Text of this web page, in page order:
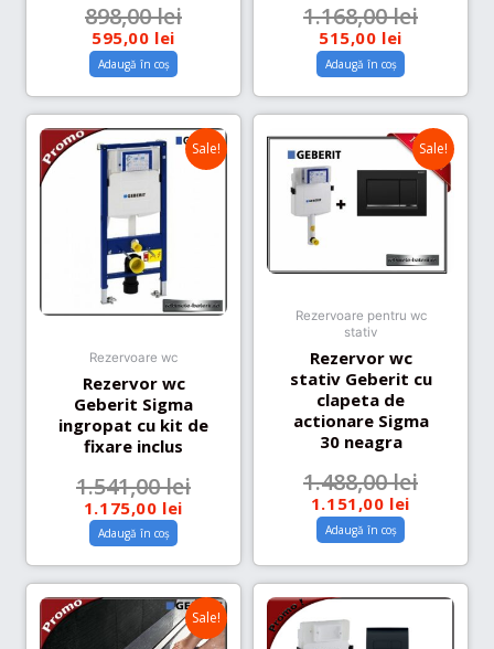
898,00lei
595,00 lei
Adaugă în coș
1.168,00lei
515,00 lei
Adaugă în coș
Sale!
Rezervoare wc
Rezervor wc
Geberit Sigma
ingropat cu kit de
fixare inclus
1.541,00lei
1.175,00 lei
Adaugă în coș
Sale!
Rezervoare pentru wc
stativ
Rezervor wc
stativ Geberit cu
clapeta de
actionare Sigma
30 neagra
1.488,00lei
1.151,00 lei
Adaugă în coș
Sale!